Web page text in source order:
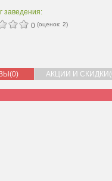
заведения:
0 (оценок: 2)
АКЦИИ И